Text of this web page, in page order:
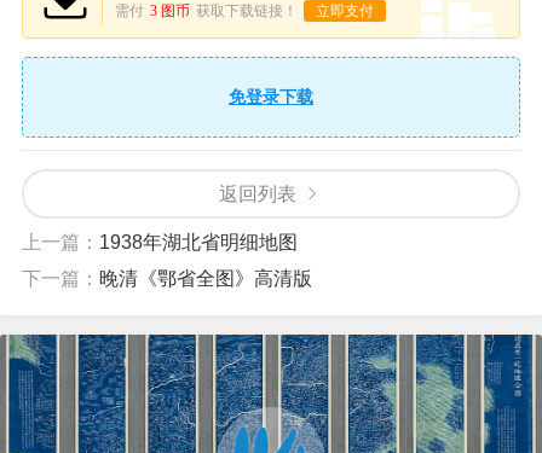
需付 3 图币 获取下载链接！ 立即支付
免登录下载
返回列表
上一篇： 1938年湖北省明细地图
下一篇： 晚清《鄂省全图》高清版